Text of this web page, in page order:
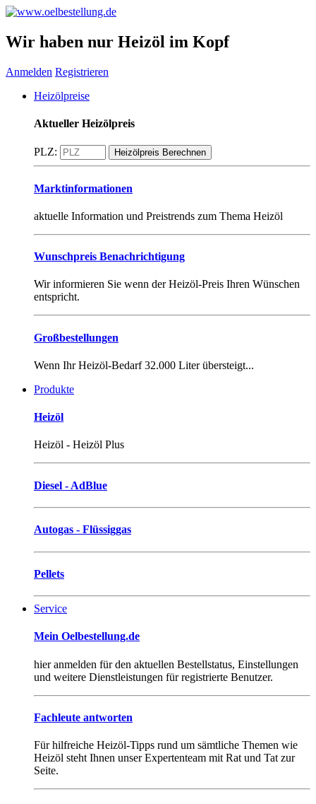
Wir haben nur Heizöl im Kopf
Anmelden Registrieren
Heizölpreise
Aktueller Heizölpreis
PLZ:
Marktinformationen
aktuelle Information und Preistrends zum Thema Heizöl
Wunschpreis Benachrichtigung
Wir informieren Sie wenn der Heizöl-Preis Ihren Wünschen
entspricht.
Großbestellungen
Wenn Ihr Heizöl-Bedarf 32.000 Liter übersteigt...
Produkte
Heizöl
Heizöl - Heizöl Plus
Diesel - AdBlue
Autogas - Flüssiggas
Pellets
Service
Mein Oelbestellung.de
hier anmelden für den aktuellen Bestellstatus, Einstellungen
und weitere Dienstleistungen für registrierte Benutzer.
Fachleute antworten
Für hilfreiche Heizöl-Tipps rund um sämtliche Themen wie
Heizöl steht Ihnen unser Expertenteam mit Rat und Tat zur
Seite.